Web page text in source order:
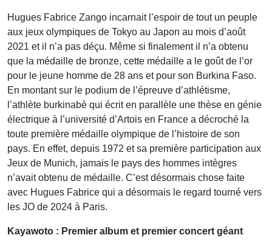
Hugues Fabrice Zango incarnait l’espoir de tout un peuple
aux jeux olympiques de Tokyo au Japon au mois d’août
2021 et il n’a pas déçu. Même si finalement il n’a obtenu
que la médaille de bronze, cette médaille a le goût de l’or
pour le jeune homme de 28 ans et pour son Burkina Faso.
En montant sur le podium de l’épreuve d’athlétisme,
l’athlète burkinabè qui écrit en parallèle une thèse en génie
électrique à l’université d’Artois en France a décroché la
toute première médaille olympique de l’histoire de son
pays. En effet, depuis 1972 et sa première participation aux
Jeux de Munich, jamais le pays des hommes intègres
n’avait obtenu de médaille. C’est désormais chose faite
avec Hugues Fabrice qui a désormais le regard tourné vers
les JO de 2024 à Paris.
Kayawoto : Premier album et premier concert géant